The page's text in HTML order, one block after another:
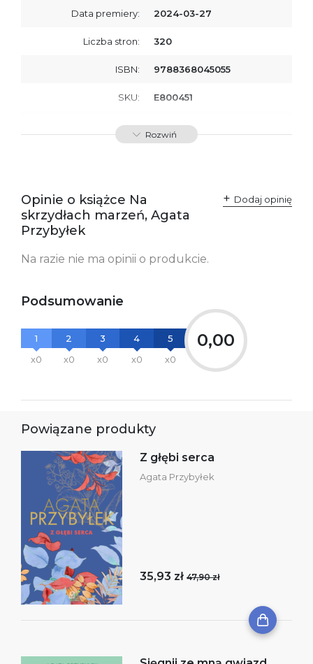
Data premiery: 2024-03-27
Liczba stron: 320
ISBN: 9788368045055
SKU: E800451
Producent / Osoby
odpowiedzialne za
Wydawnictwo Poznańskie
Sp. z o.o.
Ostrzeżenia oraz
informacje dotyczące
Załącznik PDF
Rozwiń
Opinie o książce Na
skrzydłach marzeń, Agata
Przybyłek
Dodaj opinię
Na razie nie ma opinii o produkcie.
Podsumowanie
1
x0
2
x0
3
x0
4
x0
5
x0
0,00
Powiązane produkty
Z głębi serca
Agata Przybyłek
35,93 zł 47,90 zł